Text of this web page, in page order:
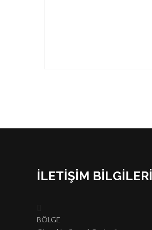
İLETIŞIM BILGILERI
BÖLGE